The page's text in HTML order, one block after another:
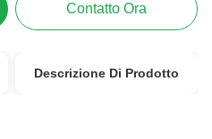
Contatto Ora
Descrizione Di Prodotto